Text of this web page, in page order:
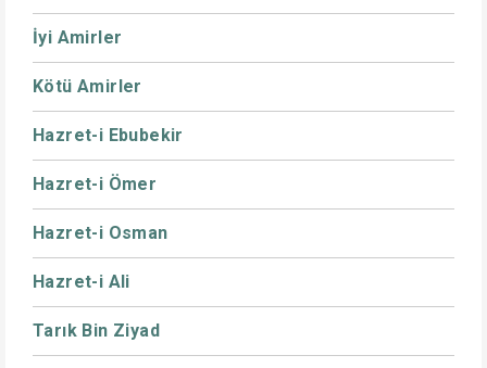
İyi Amirler
Kötü Amirler
Hazret-i Ebubekir
Hazret-i Ömer
Hazret-i Osman
Hazret-i Ali
Tarık Bin Ziyad